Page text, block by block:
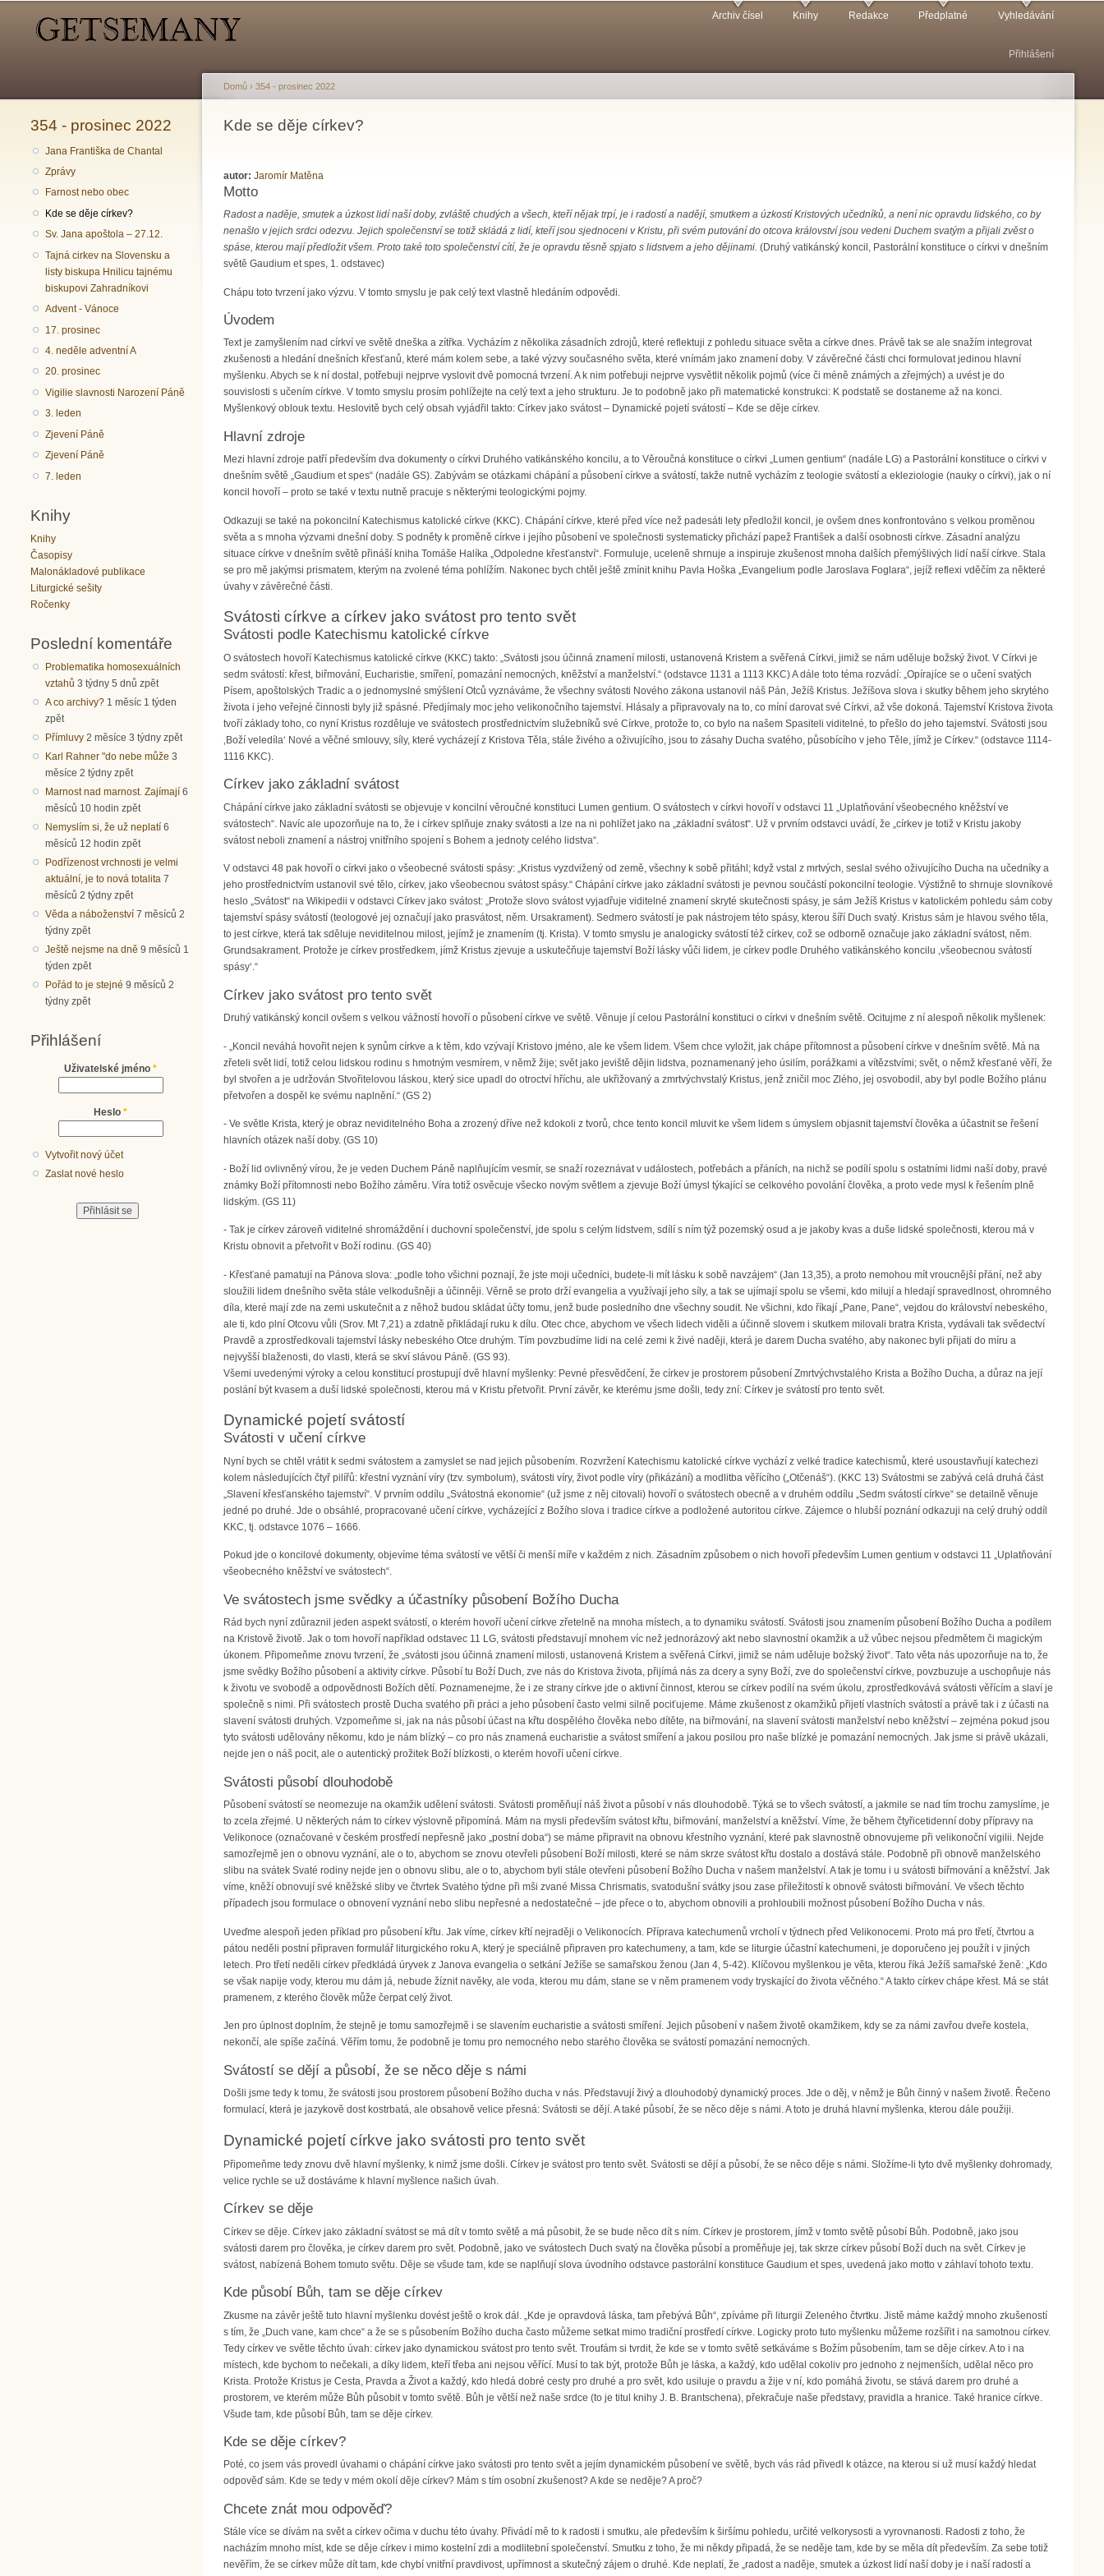
Archiv čísel Knihy Redakce Předplatné Vyhledávání
Přihlášení
354 - prosinec 2022
Jana Františka de Chantal
Zprávy
Farnost nebo obec
Kde se děje církev?
Sv. Jana apoštola – 27.12.
Tajná cirkev na Slovensku a
listy biskupa Hnilicu tajnému
biskupovi Zahradníkovi
Advent - Vánoce
17. prosinec
4. neděle adventní A
20. prosinec
Vigilie slavnosti Narození Páně
3. leden
Zjevení Páně
Zjevení Páně
7. leden
Knihy
Knihy
Časopisy
Malonákladové publikace
Liturgické sešity
Ročenky
Poslední komentáře
Problematika homosexuálních
vztahů 3 týdny 5 dnů zpět
A co archivy? 1 měsíc 1 týden
zpět
Přímluvy 2 měsíce 3 týdny zpět
Karl Rahner "do nebe může 3
měsíce 2 týdny zpět
Marnost nad marnost. Zajímají 6
měsíců 10 hodin zpět
Nemyslím si, že už neplatí 6
měsíců 12 hodin zpět
Podřízenost vrchnosti je velmi
aktuální, je to nová totalita 7
měsíců 2 týdny zpět
Věda a náboženství 7 měsíců 2
týdny zpět
Ještě nejsme na dně 9 měsíců 1
týden zpět
Pořád to je stejné 9 měsíců 2
týdny zpět
Přihlášení
Uživatelské jméno *
Heslo *
Vytvořit nový účet
Zaslat nové heslo
Jste zde
Domů › 354 - prosinec 2022
Kde se děje církev?
autor: Jaromír Matěna
Motto
Radost a naděje, smutek a úzkost lidí naší doby, zvláště chudých a všech, kteří nějak trpí, je i radostí a nadějí, smutkem a úzkostí Kristových učedníků, a není nic opravdu lidského, co by
nenašlo v jejich srdci odezvu. Jejich společenství se totiž skládá z lidí, kteří jsou sjednoceni v Kristu, při svém putování do otcova království jsou vedeni Duchem svatým a přijali zvěst o
spáse, kterou mají předložit všem. Proto také toto společenství cítí, že je opravdu těsně spjato s lidstvem a jeho dějinami. (Druhý vatikánský koncil, Pastorální konstituce o církvi v dnešním
světě Gaudium et spes, 1. odstavec)
Chápu toto tvrzení jako výzvu. V tomto smyslu je pak celý text vlastně hledáním odpovědi.
Úvodem
Text je zamyšlením nad církví ve světě dneška a zítřka. Vycházím z několika zásadních zdrojů, které reflektuji z pohledu situace světa a církve dnes. Právě tak se ale snažím integrovat
zkušenosti a hledání dnešních křesťanů, které mám kolem sebe, a také výzvy současného světa, které vnímám jako znamení doby. V závěrečné části chci formulovat jedinou hlavní
myšlenku. Abych se k ní dostal, potřebuji nejprve vyslovit dvě pomocná tvrzení. A k nim potřebuji nejprve vysvětlit několik pojmů (více či méně známých a zřejmých) a uvést je do
souvislosti s učením církve. V tomto smyslu prosím pohlížejte na celý text a jeho strukturu. Je to podobně jako při matematické konstrukci: K podstatě se dostaneme až na konci.
Myšlenkový oblouk textu. Heslovitě bych celý obsah vyjádřil takto: Církev jako svátost – Dynamické pojetí svátostí – Kde se děje církev.
Hlavní zdroje
Mezi hlavní zdroje patří především dva dokumenty o církvi Druhého vatikánského koncilu, a to Věroučná konstituce o církvi „Lumen gentium“ (nadále LG) a Pastorální konstituce o církvi v
dnešním světě „Gaudium et spes“ (nadále GS). Zabývám se otázkami chápání a působení církve a svátostí, takže nutně vycházím z teologie svátostí a ekleziologie (nauky o církvi), jak o ní
koncil hovoří – proto se také v textu nutně pracuje s některými teologickými pojmy.
Odkazuji se také na pokoncilní Katechismus katolické církve (KKC). Chápání církve, které před více než padesáti lety předložil koncil, je ovšem dnes konfrontováno s velkou proměnou
světa a s mnoha výzvami dnešní doby. S podněty k proměně církve i jejího působení ve společnosti systematicky přichází papež František a další osobnosti církve. Zásadní analýzu
situace církve v dnešním světě přináší kniha Tomáše Halíka „Odpoledne křesťanství“. Formuluje, uceleně shrnuje a inspiruje zkušenost mnoha dalších přemýšlivých lidí naší církve. Stala
se pro mě jakýmsi prismatem, kterým na zvolené téma pohlížím. Nakonec bych chtěl ještě zmínit knihu Pavla Hoška „Evangelium podle Jaroslava Foglara“, jejíž reflexi vděčím za některé
úvahy v závěrečné části.
Svátosti církve a církev jako svátost pro tento svět
Svátosti podle Katechismu katolické církve
O svátostech hovoří Katechismus katolické církve (KKC) takto: „Svátosti jsou účinná znamení milosti, ustanovená Kristem a svěřená Církvi, jimiž se nám uděluje božský život. V Církvi je
sedm svátostí: křest, biřmování, Eucharistie, smíření, pomazání nemocných, kněžství a manželství.“ (odstavce 1131 a 1113 KKC) A dále toto téma rozvádí: „Opírajíce se o učení svatých
Písem, apoštolských Tradic a o jednomyslné smýšlení Otců vyznáváme, že všechny svátosti Nového zákona ustanovil náš Pán, Ježíš Kristus. Ježíšova slova i skutky během jeho skrytého
života i jeho veřejné činnosti byly již spásné. Předjímaly moc jeho velikonočního tajemství. Hlásaly a připravovaly na to, co míní darovat své Církvi, až vše dokoná. Tajemství Kristova života
tvoří základy toho, co nyní Kristus rozděluje ve svátostech prostřednictvím služebníků své Církve, protože to, co bylo na našem Spasiteli viditelné, to přešlo do jeho tajemství. Svátosti jsou
‚Boží veledíla‘ Nové a věčné smlouvy, síly, které vycházejí z Kristova Těla, stále živého a oživujícího, jsou to zásahy Ducha svatého, působícího v jeho Těle, jímž je Církev.“ (odstavce 1114-
1116 KKC).
Církev jako základní svátost
Chápání církve jako základní svátosti se objevuje v koncilní věroučné konstituci Lumen gentium. O svátostech v církvi hovoří v odstavci 11 „Uplatňování všeobecného kněžství ve
svátostech“. Navíc ale upozorňuje na to, že i církev splňuje znaky svátosti a lze na ni pohlížet jako na „základní svátost“. Už v prvním odstavci uvádí, že „církev je totiž v Kristu jakoby
svátost neboli znamení a nástroj vnitřního spojení s Bohem a jednoty celého lidstva“.
V odstavci 48 pak hovoří o církvi jako o všeobecné svátosti spásy: „Kristus vyzdvižený od země, všechny k sobě přitáhl; když vstal z mrtvých, seslal svého oživujícího Ducha na učedníky a
jeho prostřednictvím ustanovil své tělo, církev, jako všeobecnou svátost spásy.“ Chápání církve jako základní svátosti je pevnou součástí pokoncilní teologie. Výstižně to shrnuje slovníkové
heslo „Svátost“ na Wikipedii v odstavci Církev jako svátost: „Protože slovo svátost vyjadřuje viditelné znamení skryté skutečnosti spásy, je sám Ježíš Kristus v katolickém pohledu sám coby
tajemství spásy svátostí (teologové jej označují jako prasvátost, něm. Ursakrament). Sedmero svátostí je pak nástrojem této spásy, kterou šíří Duch svatý. Kristus sám je hlavou svého těla,
to jest církve, která tak sděluje neviditelnou milost, jejímž je znamením (tj. Krista). V tomto smyslu je analogicky svátostí též církev, což se odborně označuje jako základní svátost, něm.
Grundsakrament. Protože je církev prostředkem, jímž Kristus zjevuje a uskutečňuje tajemství Boží lásky vůči lidem, je církev podle Druhého vatikánského koncilu ‚všeobecnou svátostí
spásy‘.“
Církev jako svátost pro tento svět
Druhý vatikánský koncil ovšem s velkou vážností hovoří o působení církve ve světě. Věnuje jí celou Pastorální konstituci o církvi v dnešním světě. Ocitujme z ní alespoň několik myšlenek:
- „Koncil neváhá hovořit nejen k synům církve a k těm, kdo vzývají Kristovo jméno, ale ke všem lidem. Všem chce vyložit, jak chápe přítomnost a působení církve v dnešním světě. Má na
zřeteli svět lidí, totiž celou lidskou rodinu s hmotným vesmírem, v němž žije; svět jako jeviště dějin lidstva, poznamenaný jeho úsilím, porážkami a vítězstvími; svět, o němž křesťané věří, že
byl stvořen a je udržován Stvořitelovou láskou, který sice upadl do otroctví hříchu, ale ukřižovaný a zmrtvýchvstalý Kristus, jenž zničil moc Zlého, jej osvobodil, aby byl podle Božího plánu
přetvořen a dospěl ke svému naplnění.“ (GS 2)
- Ve světle Krista, který je obraz neviditelného Boha a zrozený dříve než kdokoli z tvorů, chce tento koncil mluvit ke všem lidem s úmyslem objasnit tajemství člověka a účastnit se řešení
hlavních otázek naší doby. (GS 10)
- Boží lid ovlivněný vírou, že je veden Duchem Páně naplňujícím vesmír, se snaží rozeznávat v událostech, potřebách a přáních, na nichž se podílí spolu s ostatními lidmi naší doby, pravé
známky Boží přítomnosti nebo Božího záměru. Víra totiž osvěcuje všecko novým světlem a zjevuje Boží úmysl týkající se celkového povolání člověka, a proto vede mysl k řešením plně
lidským. (GS 11)
- Tak je církev zároveň viditelné shromáždění i duchovní společenství, jde spolu s celým lidstvem, sdílí s ním týž pozemský osud a je jakoby kvas a duše lidské společnosti, kterou má v
Kristu obnovit a přetvořit v Boží rodinu. (GS 40)
- Křesťané pamatují na Pánova slova: „podle toho všichni poznají, že jste moji učedníci, budete-li mít lásku k sobě navzájem“ (Jan 13,35), a proto nemohou mít vroucnější přání, než aby
sloužili lidem dnešního světa stále velkodušněji a účinněji. Věrně se proto drží evangelia a využívají jeho síly, a tak se ujímají spolu se všemi, kdo milují a hledají spravedlnost, ohromného
díla, které mají zde na zemi uskutečnit a z něhož budou skládat účty tomu, jenž bude posledního dne všechny soudit. Ne všichni, kdo říkají „Pane, Pane“, vejdou do království nebeského,
ale ti, kdo plní Otcovu vůli (Srov. Mt 7,21) a zdatně přikládají ruku k dílu. Otec chce, abychom ve všech lidech viděli a účinně slovem i skutkem milovali bratra Krista, vydávali tak svědectví
Pravdě a zprostředkovali tajemství lásky nebeského Otce druhým. Tím povzbudíme lidi na celé zemi k živé naději, která je darem Ducha svatého, aby nakonec byli přijati do míru a
nejvyšší blaženosti, do vlasti, která se skví slávou Páně. (GS 93).
Všemi uvedenými výroky a celou konstitucí prostupují dvě hlavní myšlenky: Pevné přesvědčení, že církev je prostorem působení Zmrtvýchvstalého Krista a Božího Ducha, a důraz na její
poslání být kvasem a duší lidské společnosti, kterou má v Kristu přetvořit. První závěr, ke kterému jsme došli, tedy zní: Církev je svátostí pro tento svět.
Dynamické pojetí svátostí
Svátosti v učení církve
Nyní bych se chtěl vrátit k sedmi svátostem a zamyslet se nad jejich působením. Rozvržení Katechismu katolické církve vychází z velké tradice katechismů, které usoustavňují katechezi
kolem následujících čtyř pilířů: křestní vyznání víry (tzv. symbolum), svátosti víry, život podle víry (přikázání) a modlitba věřícího („Otčenáš“). (KKC 13) Svátostmi se zabývá celá druhá část
„Slavení křesťanského tajemství“. V prvním oddílu „Svátostná ekonomie“ (už jsme z něj citovali) hovoří o svátostech obecně a v druhém oddílu „Sedm svátostí církve“ se detailně věnuje
jedné po druhé. Jde o obsáhlé, propracované učení církve, vycházející z Božího slova i tradice církve a podložené autoritou církve. Zájemce o hlubší poznání odkazuji na celý druhý oddíl
KKC, tj. odstavce 1076 – 1666.
Pokud jde o koncilové dokumenty, objevíme téma svátostí ve větší či menší míře v každém z nich. Zásadním způsobem o nich hovoří především Lumen gentium v odstavci 11 „Uplatňování
všeobecného kněžství ve svátostech“.
Ve svátostech jsme svědky a účastníky působení Božího Ducha
Rád bych nyní zdůraznil jeden aspekt svátostí, o kterém hovoří učení církve zřetelně na mnoha místech, a to dynamiku svátostí. Svátosti jsou znamením působení Božího Ducha a podílem
na Kristově životě. Jak o tom hovoří například odstavec 11 LG, svátosti představují mnohem víc než jednorázový akt nebo slavnostní okamžik a už vůbec nejsou předmětem či magickým
úkonem. Připomeňme znovu tvrzení, že „svátosti jsou účinná znamení milosti, ustanovená Kristem a svěřená Církvi, jimiž se nám uděluje božský život“. Tato věta nás upozorňuje na to, že
jsme svědky Božího působení a aktivity církve. Působí tu Boží Duch, zve nás do Kristova života, přijímá nás za dcery a syny Boží, zve do společenství církve, povzbuzuje a uschopňuje nás
k životu ve svobodě a odpovědnosti Božích dětí. Poznamenejme, že i ze strany církve jde o aktivní činnost, kterou se církev podílí na svém úkolu, zprostředkovává svátosti věřícím a slaví je
společně s nimi. Při svátostech prostě Ducha svatého při práci a jeho působení často velmi silně pociťujeme. Máme zkušenost z okamžiků přijetí vlastních svátostí a právě tak i z účasti na
slavení svátosti druhých. Vzpomeňme si, jak na nás působí účast na křtu dospělého člověka nebo dítěte, na biřmování, na slavení svátosti manželství nebo kněžství – zejména pokud jsou
tyto svátosti udělovány někomu, kdo je nám blízký – co pro nás znamená eucharistie a svátost smíření a jakou posilou pro naše blízké je pomazání nemocných. Jak jsme si právě ukázali,
nejde jen o náš pocit, ale o autentický prožitek Boží blízkosti, o kterém hovoří učení církve.
Svátosti působí dlouhodobě
Působení svátostí se neomezuje na okamžik udělení svátosti. Svátosti proměňují náš život a působí v nás dlouhodobě. Týká se to všech svátostí, a jakmile se nad tím trochu zamyslíme, je
to zcela zřejmé. U některých nám to církev výslovně připomíná. Mám na mysli především svátost křtu, biřmování, manželství a kněžství. Víme, že během čtyřicetidenní doby přípravy na
Velikonoce (označované v českém prostředí nepřesně jako „postní doba“) se máme připravit na obnovu křestního vyznání, které pak slavnostně obnovujeme při velikonoční vigilii. Nejde
samozřejmě jen o obnovu vyznání, ale o to, abychom se znovu otevřeli působení Boží milosti, které se nám skrze svátost křtu dostalo a dostává stále. Podobně při obnově manželského
slibu na svátek Svaté rodiny nejde jen o obnovu slibu, ale o to, abychom byli stále otevřeni působení Božího Ducha v našem manželství. A tak je tomu i u svátosti biřmování a kněžství. Jak
víme, kněží obnovují své kněžské sliby ve čtvrtek Svatého týdne při mši zvané Missa Chrismatis, svatodušní svátky jsou zase příležitostí k obnově svátosti biřmování. Ve všech těchto
případech jsou formulace o obnovení vyznání nebo slibu nepřesné a nedostatečné – jde přece o to, abychom obnovili a prohloubili možnost působení Božího Ducha v nás.
Uveďme alespoň jeden příklad pro působení křtu. Jak víme, církev křtí nejraději o Velikonocích. Příprava katechumenů vrcholí v týdnech před Velikonocemi. Proto má pro třetí, čtvrtou a
pátou neděli postní připraven formulář liturgického roku A, který je speciálně připraven pro katechumeny, a tam, kde se liturgie účastní katechumeni, je doporučeno jej použít i v jiných
letech. Pro třetí neděli církev předkládá úryvek z Janova evangelia o setkání Ježíše se samařskou ženou (Jan 4, 5-42). Klíčovou myšlenkou je věta, kterou říká Ježíš samařské ženě: „Kdo
se však napije vody, kterou mu dám já, nebude žíznit navěky, ale voda, kterou mu dám, stane se v něm pramenem vody tryskající do života věčného.“ A takto církev chápe křest. Má se stát
pramenem, z kterého člověk může čerpat celý život.
Jen pro úplnost doplním, že stejně je tomu samozřejmě i se slavením eucharistie a svátosti smíření. Jejich působení v našem životě okamžikem, kdy se za námi zavřou dveře kostela,
nekončí, ale spíše začíná. Věřím tomu, že podobně je tomu pro nemocného nebo starého člověka se svátostí pomazání nemocných.
Svátostí se dějí a působí, že se něco děje s námi
Došli jsme tedy k tomu, že svátosti jsou prostorem působení Božího ducha v nás. Představují živý a dlouhodobý dynamický proces. Jde o děj, v němž je Bůh činný v našem životě. Řečeno
formulací, která je jazykově dost kostrbatá, ale obsahově velice přesná: Svátosti se dějí. A také působí, že se něco děje s námi. A toto je druhá hlavní myšlenka, kterou dále použiji.
Dynamické pojetí církve jako svátosti pro tento svět
Připomeňme tedy znovu dvě hlavní myšlenky, k nimž jsme došli. Církev je svátost pro tento svět. Svátosti se dějí a působí, že se něco děje s námi. Složíme-li tyto dvě myšlenky dohromady,
velice rychle se už dostáváme k hlavní myšlence našich úvah.
Církev se děje
Církev se děje. Církev jako základní svátost se má dít v tomto světě a má působit, že se bude něco dít s ním. Církev je prostorem, jímž v tomto světě působí Bůh. Podobně, jako jsou
svátosti darem pro člověka, je církev darem pro svět. Podobně, jako ve svátostech Duch svatý na člověka působí a proměňuje jej, tak skrze církev působí Boží duch na svět. Církev je
svátost, nabízená Bohem tomuto světu. Děje se všude tam, kde se naplňují slova úvodního odstavce pastorální konstituce Gaudium et spes, uvedená jako motto v záhlaví tohoto textu.
Kde působí Bůh, tam se děje církev
Zkusme na závěr ještě tuto hlavní myšlenku dovést ještě o krok dál. „Kde je opravdová láska, tam přebývá Bůh“, zpíváme při liturgii Zeleného čtvrtku. Jistě máme každý mnoho zkušeností
s tím, že „Duch vane, kam chce“ a že se s působením Božího ducha často můžeme setkat mimo tradiční prostředí církve. Logicky proto tuto myšlenku můžeme rozšířit i na samotnou církev.
Tedy církev ve světle těchto úvah: církev jako dynamickou svátost pro tento svět. Troufám si tvrdit, že kde se v tomto světě setkáváme s Božím působením, tam se děje církev. A to i na
místech, kde bychom to nečekali, a díky lidem, kteří třeba ani nejsou věřící. Musí to tak být, protože Bůh je láska, a každý, kdo udělal cokoliv pro jednoho z nejmenších, udělal něco pro
Krista. Protože Kristus je Cesta, Pravda a Život a každý, kdo hledá dobré cesty pro druhé a pro svět, kdo usiluje o pravdu a žije v ní, kdo pomáhá životu, se stává darem pro druhé a
prostorem, ve kterém může Bůh působit v tomto světě. Bůh je větší než naše srdce (to je titul knihy J. B. Brantschena), překračuje naše představy, pravidla a hranice. Také hranice církve.
Všude tam, kde působí Bůh, tam se děje církev.
Kde se děje církev?
Poté, co jsem vás provedl úvahami o chápání církve jako svátosti pro tento svět a jejím dynamickém působení ve světě, bych vás rád přivedl k otázce, na kterou si už musí každý hledat
odpověď sám. Kde se tedy v mém okolí děje církev? Mám s tím osobní zkušenost? A kde se neděje? A proč?
Chcete znát mou odpověď?
Stále více se dívám na svět a církev očima v duchu této úvahy. Přivádí mě to k radosti i smutku, ale především k širšímu pohledu, určité velkorysosti a vyrovnanosti. Radosti z toho, že
nacházím mnoho míst, kde se děje církev i mimo kostelní zdi a modlitební společenství. Smutku z toho, že mi někdy připadá, že se neděje tam, kde by se měla dít především. Za sebe totiž
nevěřím, že se církev může dít tam, kde chybí vnitřní pravdivost, upřímnost a skutečný zájem o druhé. Kde neplatí, že „radost a naděje, smutek a úzkost lidí naší doby je i naší radostí a